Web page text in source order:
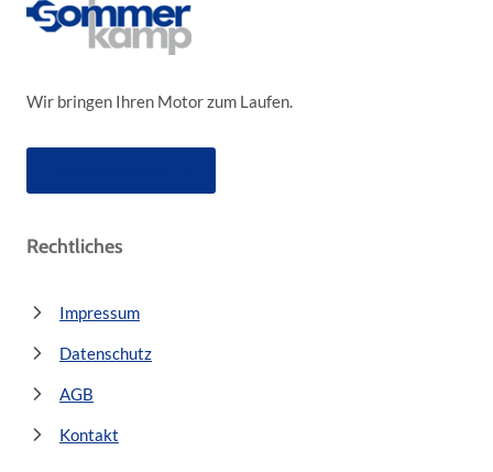
Wir bringen Ihren Motor zum Laufen.
Rechtliches
Impressum
Datenschutz
AGB
Kontakt